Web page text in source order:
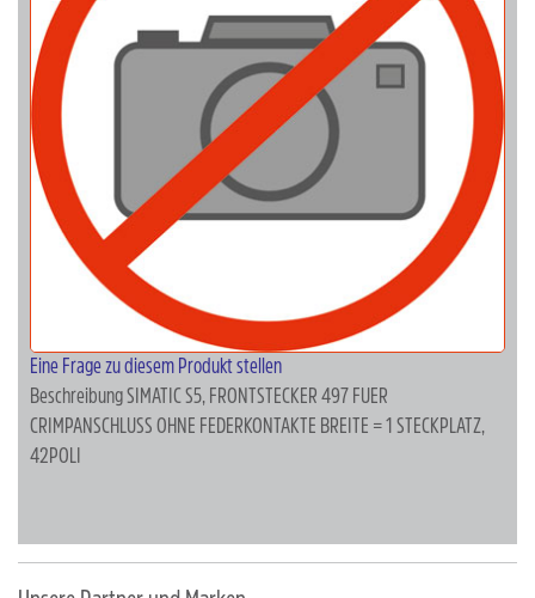
Eine Frage zu diesem Produkt stellen
BeschreibungSIMATIC S5, FRONTSTECKER 497 FUER
CRIMPANSCHLUSS OHNE FEDERKONTAKTE BREITE = 1 STECKPLATZ,
42POLI